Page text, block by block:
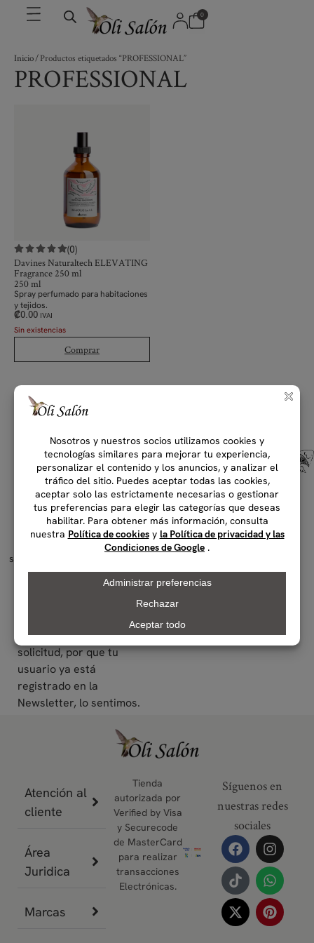
0
Inicio/ Productos etiquetados “PROFESSIONAL”
PROFESSIONAL
(0)
Davines Naturaltech ELEVATING
Fragrance 250 ml
250 ml
Spray perfumado para habitaciones
y tejidos.
₡0.00 IVAI
Sin existencias
Comprar
Suscríbete al
boletín ✉
¡Consigueenvió gratiscon tu
primer pedido!
Siempre estarás actualizado
sobre las últimas promociones,
iniciativas especiales y
novedades del salón.
puede aceptar tu
solicitud, por que tu
usuario ya está
registrado en la
Newsletter, lo sentimos.
Atención al
cliente
Área
Juridica
Marcas
Tienda
autorizada por
Verified by Visa
y Securecode
de MasterCard
para realizar
transacciones
Electrónicas.
Síguenos en
nuestras redes
sociales